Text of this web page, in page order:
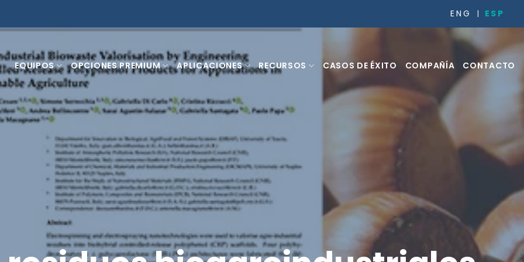
ENG ESP
EQUIPOS OPCIONES PREMIUM APLICACIONES RECURSOS CASOS DE ÉXITO COMPAÑÍA CONTACTO